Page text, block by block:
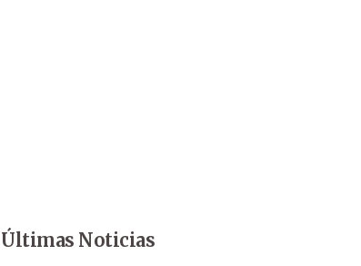
Últimas Noticias